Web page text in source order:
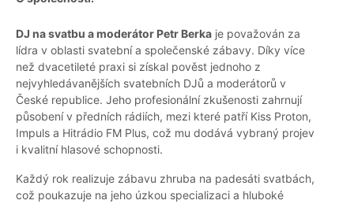
DJ na svatbu a moderátor Petr Berka je považován za
lídra v oblasti svatební a společenské zábavy. Díky více
než dvacetileté praxi si získal pověst jednoho z
nejvyhledávanějších svatebních DJů a moderátorů v
České republice. Jeho profesionální zkušenosti zahrnují
působení v předních rádiích, mezi které patří Kiss Proton,
Impuls a Hitrádio FM Plus, což mu dodává vybraný projev
i kvalitní hlasové schopnosti.
Každý rok realizuje zábavu zhruba na padesáti svatbách,
což poukazuje na jeho úzkou specializaci a hluboké